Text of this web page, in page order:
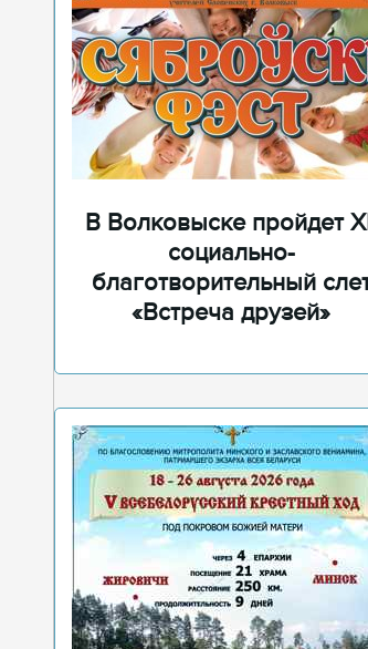
В Волковыске пройдет
социально-
благотворительный
«Встреча друзей»